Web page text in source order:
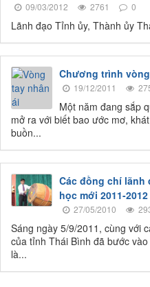
09/03/2012 2761 0
Lãnh đạo Tỉnh ủy, Thành ủy
Chương trình
19/12/2011
Một năm đang sắp
mở ra với biết bao ước mơ,
buồn...
Các đồng chí lãnh
học mới 2011-2012
27/05/2010
Sáng ngày 5/9/2011, cùng với
của tỉnh Thái Bình đã bước
là...